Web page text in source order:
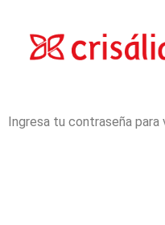
Ingresa tu contraseña para